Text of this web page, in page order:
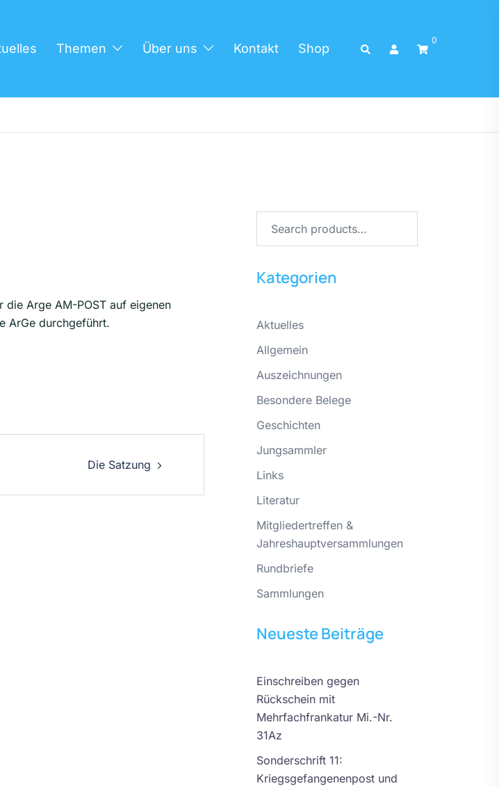
Themen Über uns Kontakt Shop
0
Arge AM-POST auf eigenen
ArGe durchgeführt.
Die Satzung
Kategorien
Aktuelles
Allgemein
Auszeichnungen
Besondere Belege
Geschichten
Jungsammler
Links
Literatur
Mitgliedertreffen &
Jahreshauptversammlungen
Rundbriefe
Sammlungen
Neueste Beiträge
Einschreiben gegen
Rückschein mit
Mehrfachfrankatur Mi.-Nr.
31Az
Sonderschrift 11:
Kriegsgefangenenpost und